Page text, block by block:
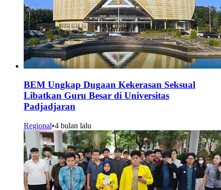
BEM Ungkap Dugaan Kekerasan Seksual
Libatkan Guru Besar di Universitas
Padjadjaran
Regional•4 bulan lalu